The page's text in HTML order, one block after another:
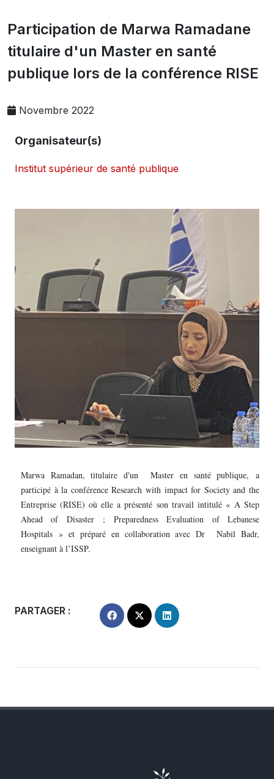
Participation de Marwa Ramadane
titulaire d'un Master en santé
publique lors de la conférence RISE
Novembre 2022
Organisateur(s)
Institut supérieur de santé publique
Marwa Ramadan, titulaire d'un Master en santé publique, a
participé à la conférence Research with impact for Society and the
Entreprise (RISE) où elle a présenté son travail intitulé « A Step
Ahead of Disaster ; Preparedness Evaluation of Lebanese
Hospitals » et préparé en collaboration avec Dr Nabil Badr,
enseignant à l’ISSP.
PARTAGER :